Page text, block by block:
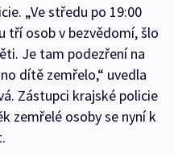
„Ve středu po 19:00
tří osob v bezvědomí, šlo
Je tam podezření na
dítě zemřelo,“ uvedla
Zástupci krajské policie
zemřelé osoby se nyní k